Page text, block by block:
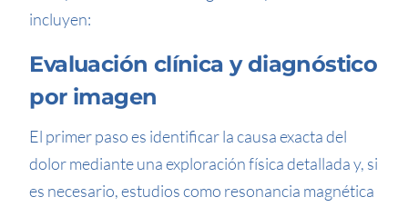
incluyen:
Evaluación clínica y diagnóstico
por imagen
El primer paso es identificar la causa exacta del
dolor mediante una exploración física detallada y, si
es necesario, estudios como resonancia magnética